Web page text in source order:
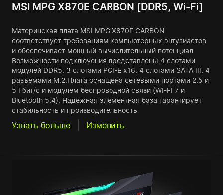
MSI MPG X870E CARBON [DDR5, Wi-Fi]
Материнская плата MSI MPG X870E CARBON
соответствует требованиям компьютерных энтузиастов
и обеспечивает мощный вычислительный потенциал.
Возможности подключения представлены 4 слотами
модулей DDR5, 3 слотами PCI-E x16, 4 слотами SATA III, 4
разъемами M.2.Плата оснащена сетевыми портами 2.5 и
5 Гбит/с и модулем беспроводной связи (WI-FI 7 и
Bluetooth 5.4). Надежная элементная база гарантирует
стабильность и производительность
Узнать больше Изменить